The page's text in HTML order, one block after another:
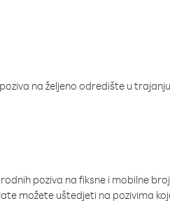
na željeno odredište u
poziva na fiksne i mobilne
možete uštedjeti na pozivima